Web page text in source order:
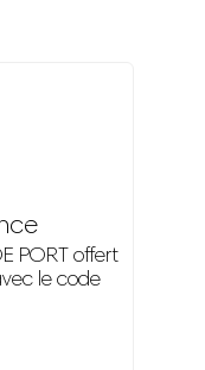
PORT offert
le code